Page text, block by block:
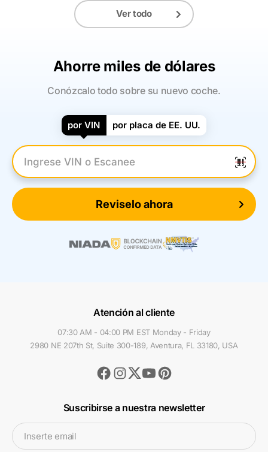
Ver todo
Ahorre miles de dólares
Conózcalo todo sobre su nuevo coche.
por VIN por placa de EE. UU.
Introduzca el VIN
Reviselo ahora
Atención al cliente
07:30 AM - 04:00 PM EST Monday - Friday
2980 NE 207th St, Suite 300-189, Aventura, FL 33180, USA
Facebook
Instagram
TwitterYoutubePinterest
Suscribirse a nuestra newsletter
Inserte email